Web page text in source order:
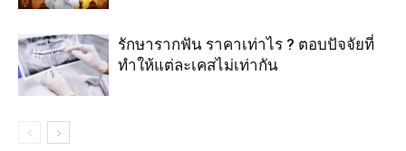
รักษารากฟัน ราคาเท่าไร ? ตอบปัจจัยที่
ทำให้แต่ละเคสไม่เท่ากัน